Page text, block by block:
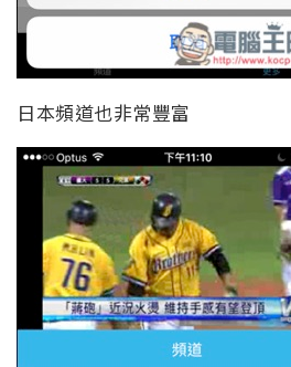
日本頻道也非常豐富